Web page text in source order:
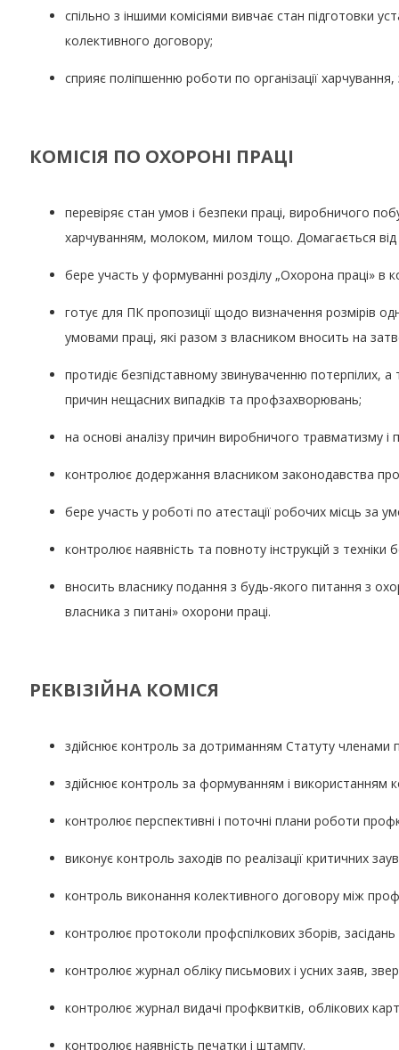
спільно з іншими комісіями вивчає стан підготовки
колективного договору;
сприяє поліпшенню роботи по організації харчування,
КОМІСІЯ ПО ОХОРОНІ ПРАЦІ
перевіряє стан умов і безпеки праці, виробничого
харчуванням, молоком, милом тощо. Домагається від
бере участь у формуванні розділу „Охорона праці» в
готує для ПК пропозиції щодо визначення розмірів
умовами праці, які разом з власником вносить на
протидіє безпідставному звинуваченню потерпілих,
причин нещасних випадків та профзахворювань;
на основі аналізу причин виробничого травматизму
контролює додержання власником законодавства про
бере участь у роботі по атестації робочих місць за
контролює наявність та повноту інструкцій з
вносить власнику подання з будь-якого питання з
власника з питані» охорони праці.
РЕКВІЗІЙНА КОМІСЯ
здійснює контроль за дотриманням Статуту членами
здійснює контроль за формуванням і використанням
контролює перспективні і поточні плани роботи
виконує контроль заходів по реалізації критичних
контроль виконання колективного договору між
контролює протоколи профспілкових зборів,
контролює журнал обліку письмових і усних заяв,
контролює журнал видачі профквитків, облікових
контролює наявність печатки і штампу.